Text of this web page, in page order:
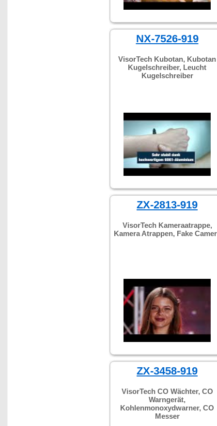
NX-7526-919
VisorTech Kubotan, Kubotan
Kugelschreiber, Leucht
Kugelschreiber
ZX-2813-919
VisorTech Kameraatrappe,
Kamera Atrappen, Fake
ZX-3458-919
VisorTech CO Wächter, CO
Warngerät,
Kohlenmonoxydwarner, CO
Messer